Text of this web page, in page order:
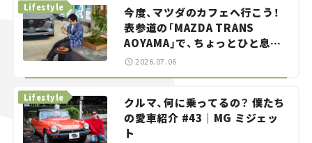
今度、マツダのカフェへ行こう！
表参道の「MAZDA TRANS
AOYAMA」で、ちょっとひと息。
——連載｜CCGとクルマでどうす
Lifestyle
2026.07.06
クルマ、何に乗ってるの？ 僕たち
の愛車紹介 #43｜MG ミジェッ
ト
Lifestyle